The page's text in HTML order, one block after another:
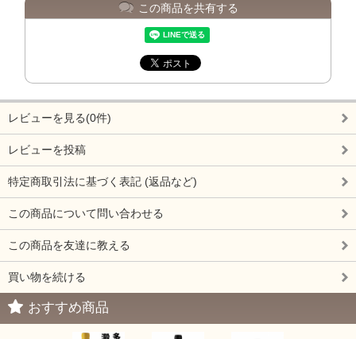
この商品を共有する
レビューを見る(0件)
レビューを投稿
特定商取引法に基づく表記 (返品など)
この商品について問い合わせる
この商品を友達に教える
買い物を続ける
おすすめ商品